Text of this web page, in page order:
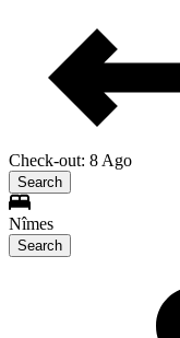
Check-out: 8 Ago
Search
Nîmes
Search